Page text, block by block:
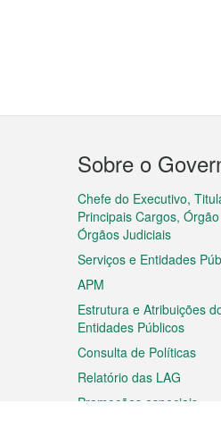
Menu
do
rodapé
Sobre o
Chefe do Executivo,
Principais Cargos,
Órgãos Judiciais
Serviços e Entidades
APM
Estrutura e Atribuições
Entidades Públicos
Consulta de Políticas
Relatório das LAG
Promoções especiais